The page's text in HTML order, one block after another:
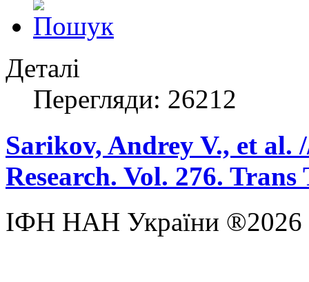
Деталі
Перегляди: 26212
Sarikov, Andrey V., et al.
Research. Vol. 276.
ІФН НАН України ®2026